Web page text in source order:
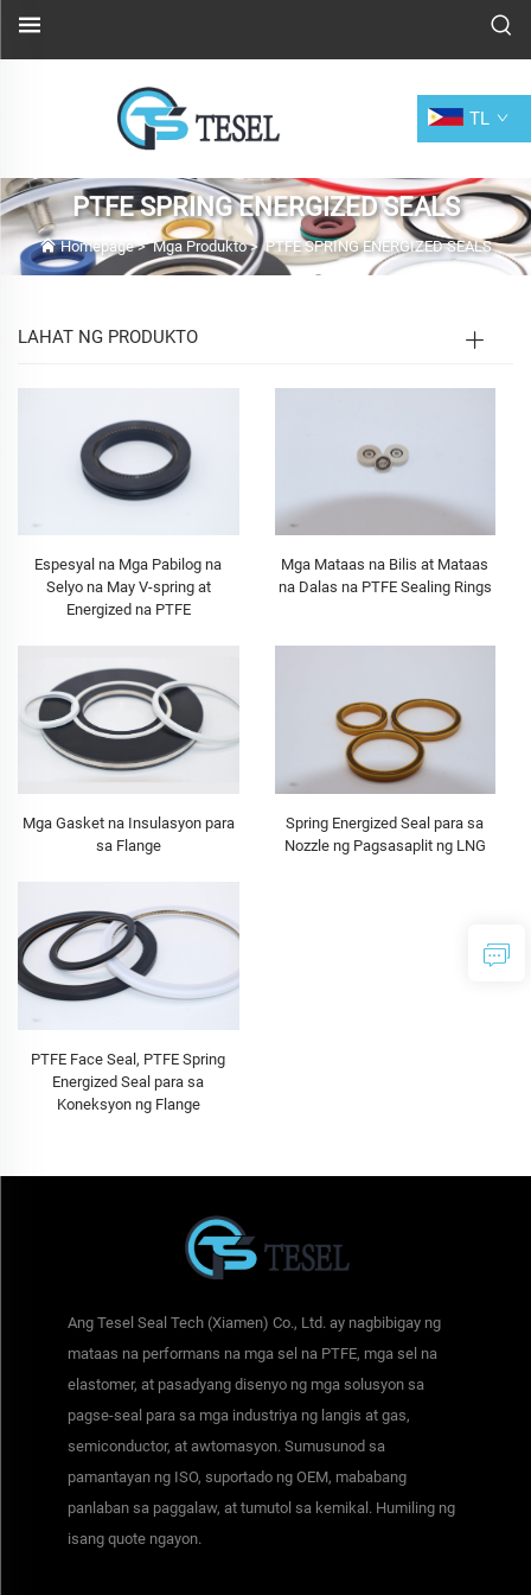
TL
PTFE SPRING ENERGIZED SEALS
Homepage>Mga Produkto>PTFE SPRING ENERGIZED SEALS
LAHAT NG PRODUKTO
Espesyal na Mga Pabilog na
Selyo na May V-spring at
Energized na PTFE
Mga Mataas na Bilis at Mataas
na Dalas na PTFE Sealing Rings
Mga Gasket na Insulasyon para
sa Flange
Spring Energized Seal para sa
Nozzle ng Pagsasaplit ng LNG
PTFE Face Seal, PTFE Spring
Energized Seal para sa
Koneksyon ng Flange
Ang Tesel Seal Tech (Xiamen) Co., Ltd. ay nagbibigay ng
mataas na performans na mga sel na PTFE, mga sel na
elastomer, at pasadyang disenyo ng mga solusyon sa
pagse-seal para sa mga industriya ng langis at gas,
semiconductor, at awtomasyon. Sumusunod sa
pamantayan ng ISO, suportado ng OEM, mababang
panlaban sa paggalaw, at tumutol sa kemikal. Humiling ng
isang quote ngayon.